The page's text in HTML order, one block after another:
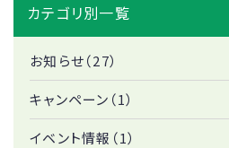
カテゴリ別一覧
お知らせ（27）
キャンペーン（1）
イベント情報（1）